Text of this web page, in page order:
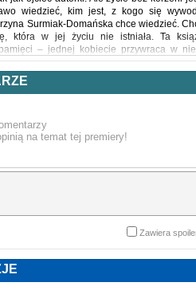
wiedzieć, kim jest, z kogo się
Surmiak-Domańska chce wiedzieć.
która w jej życiu nie istniała. Ta
– jednej kobiecie przywraca w
jak przeszłość wpływa na wszystkich
z reporterską wnikliwością rodzinna
ale także przemilczeń i
życia na Kresach – od pozornej
a przeszłość odzyskana.
na temat tej premiery!
Zawiera